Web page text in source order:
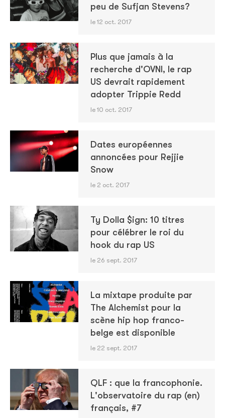
peu de Sufjan Stevens?
le 12 oct. 2017
Plus que jamais à la
recherche d'OVNI, le rap
US devrait rapidement
adopter Trippie Redd
le 10 oct. 2017
Dates européennes
annoncées pour Rejjie
Snow
le 2 oct. 2017
Ty Dolla $ign: 10 titres
pour célébrer le roi du
hook du rap US
le 26 sept. 2017
La mixtape produite par
The Alchemist pour la
scène hip hop franco-
belge est disponible
le 22 sept. 2017
QLF : que la francophonie.
L'observatoire du rap (en)
français, #7